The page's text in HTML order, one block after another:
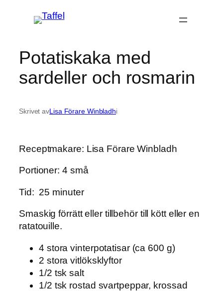
Potatiskaka med
sardeller och rosmarin
Skrivet avLisa Förare Winbladhi
Receptmakare: Lisa Förare Winbladh
Portioner: 4 små
Tid: 25 minuter
Smaskig förrätt eller tillbehör till kött eller en
ratatouille.
4 stora vinterpotatisar (ca 600 g)
2 stora vitlöksklyftor
1/2 tsk salt
1/2 tsk rostad svartpeppar, krossad